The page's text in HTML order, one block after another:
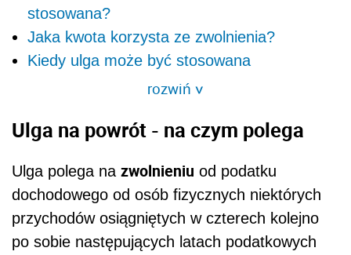
stosowana?
Jaka kwota korzysta ze zwolnienia?
Kiedy ulga może być stosowana
rozwiń>
Ulga na powrót - na czym polega
Ulga polega na zwolnieniu od podatku
dochodowego od osób fizycznych niektórych
przychodów osiągniętych w czterech kolejno
po sobie następujących latach podatkowych